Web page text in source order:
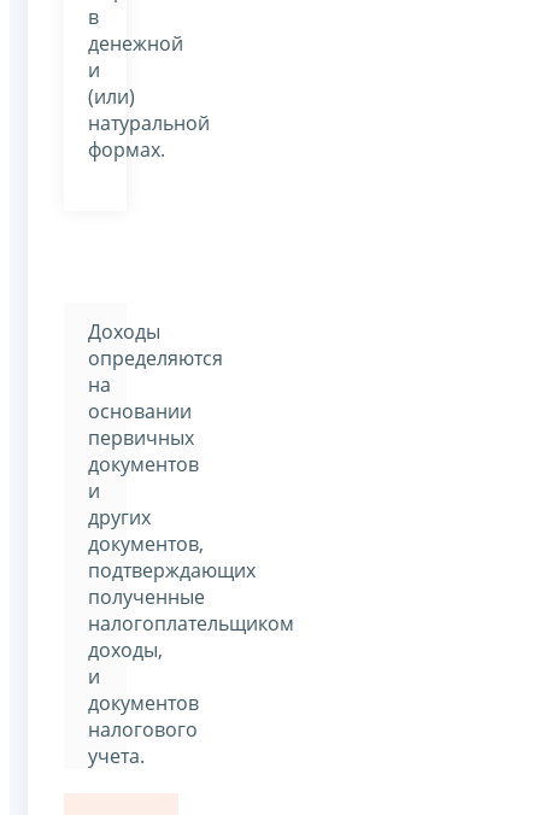
в
денежной
и
(или)
натуральной
формах.
Доходы
определяются
на
основании
первичных
документов
и
других
документов,
подтверждающих
полученные
налогоплательщиком
доходы,
и
документов
налогового
учета.